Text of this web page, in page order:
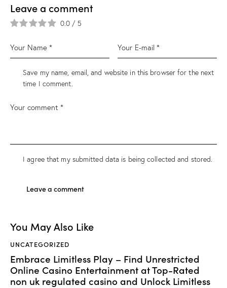
Leave a comment
0.0 / 5
Save my name, email, and website in this browser for the next
time I comment.
I agree that my submitted data is being collected and stored.
You May Also Like
UNCATEGORIZED
Embrace Limitless Play – Find Unrestricted
Online Casino Entertainment at Top-Rated
non uk regulated casino and Unlock Limitless